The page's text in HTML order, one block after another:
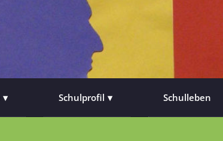
Schulprofil Schulleben